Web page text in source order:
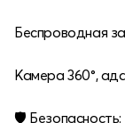
Беспроводная
Камера 360°,
🛡 Безопасность: